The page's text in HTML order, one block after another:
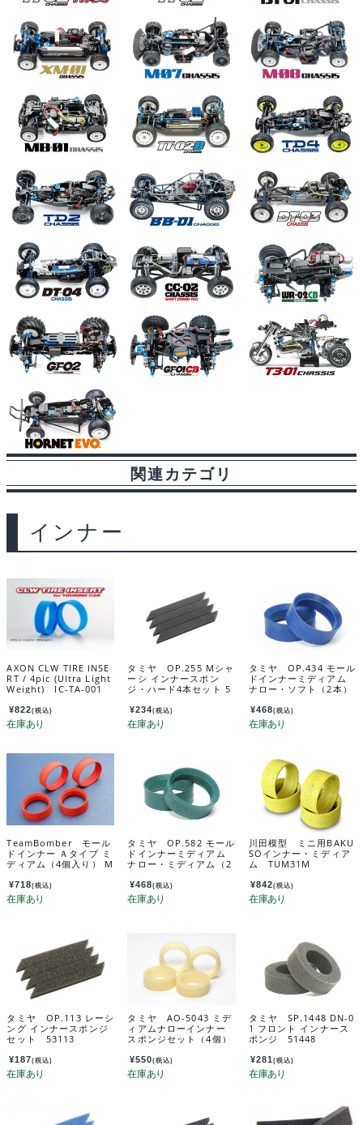
関連カテゴリ
インナー
AXON CLW TIRE INSE
RT / 4pic (Ultra Light
Weight) IC-TA-001
¥822(税込)
タミヤ OP.255 Mシャ
ーシ インナースポン
ジ・ハード4本セット 5
¥234(税込)
タミヤ OP.434 モール
ドインナーミディアム
ナロー・ソフト（2本）
¥468(税込)
TeamBomber モール
ドインナー Ａタイプ ミ
ディアム（4個入り） M
（MEDIUM） TB1000
2
¥718(税込)
タミヤ OP.582 モール
ドインナーミディアム
ナロー・ミディアム（2
¥468(税込)
川田模型 ミニ用BAKU
SOインナー・ミディア
ム TUM31M
¥842(税込)
タミヤ OP.113 レーシ
ング インナースポンジ
セット 53113
¥187(税込)
タミヤ AO-5043 ミデ
ィアムナローインナー
スポンジセット（4個）
¥550(税込)
タミヤ SP.1448 DN-0
1 フロント インナース
ポンジ 51448
¥281(税込)